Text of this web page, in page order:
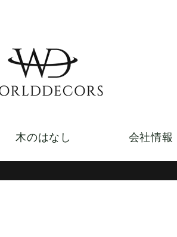
木のはなし 会社情報